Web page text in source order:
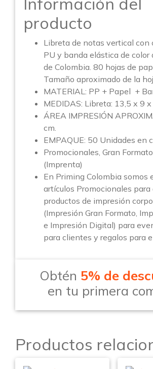
producto
Libreta de notas vertical con
PU y banda elástica de color
de Colombia. 80 hojas de
Tamaño aproximado de la
MATERIAL: PP + Papel +
MEDIDAS: Libreta: 13,5 x 9 x
ÁREA IMPRESIÓN
cm.
EMPAQUE: 50 Unidades en
Promocionales, Gran
(Imprenta)
En Priming Colombia somos
artículos Promocionales para
productos de impresión
(Impresión Gran Formato,
e Impresión Digital) para
para clientes y regalos para
Obtén 5% de
en tu primera
Productos